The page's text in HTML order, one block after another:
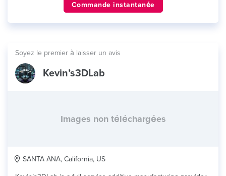
Commande instantanée
Soyez le premier à laisser un avis
Kevin’s3DLab
Images non téléchargées
SANTA ANA, California, US